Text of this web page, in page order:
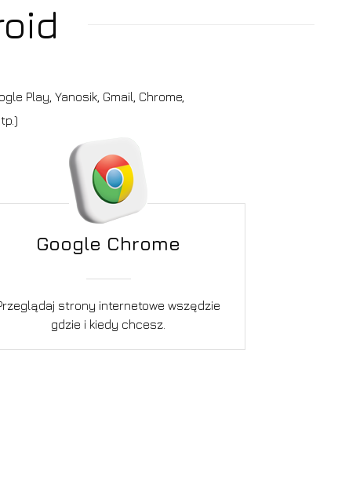
Play, Yanosik, Gmail, Chrome,
Google Chrome
strony internetowe wszędzie
gdzie i kiedy chcesz.